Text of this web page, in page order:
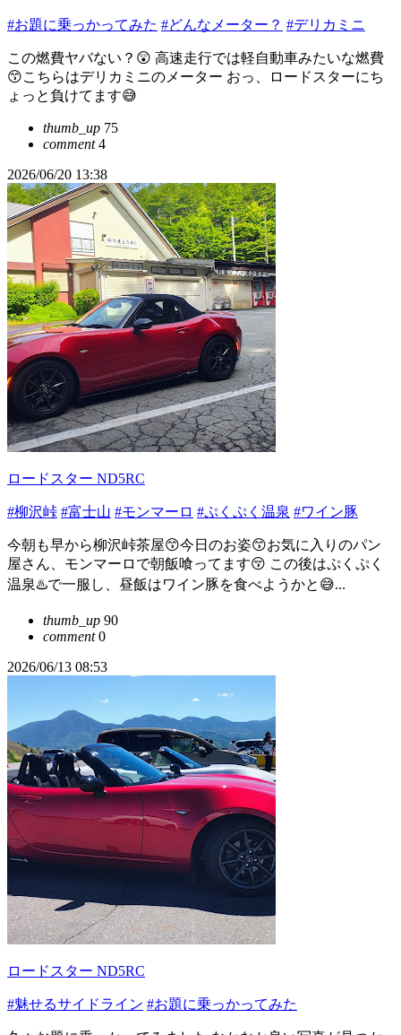
#お題に乗っかってみた #どんなメーター？ #デリカミニ
この燃費ヤバない？😲 高速走行では軽自動車みたいな燃費
😙こちらはデリカミニのメーター おっ、ロードスターにち
ょっと負けてます😅
thumb_up 75
comment4
2026/06/20 13:38
ロードスター ND5RC
#柳沢峠 #富士山 #モンマーロ #ぷくぷく温泉 #ワイン豚
今朝も早から柳沢峠茶屋😙今日のお姿😙お気に入りのパン
屋さん、モンマーロで朝飯喰ってます😚 この後はぷくぷく
温泉♨️で一服し、昼飯はワイン豚を食べようかと😅...
thumb_up 90
comment0
2026/06/13 08:53
ロードスター ND5RC
#魅せるサイドライン #お題に乗っかってみた